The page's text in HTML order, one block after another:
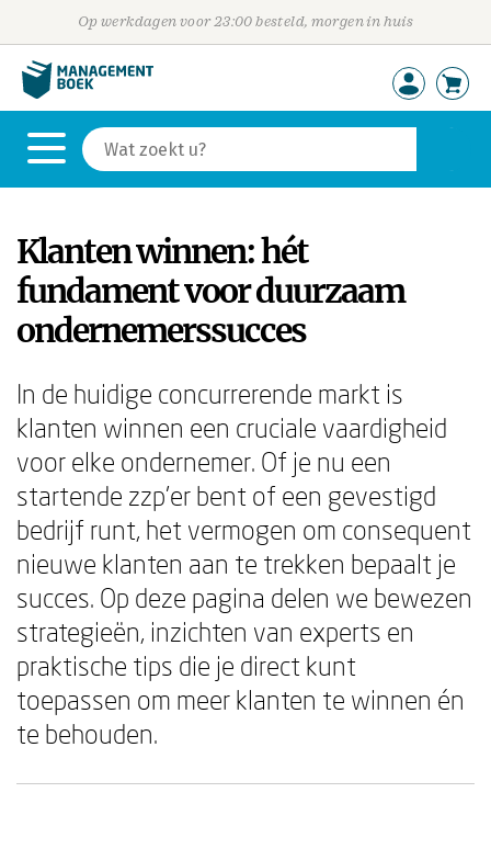
Op werkdagen voor 23:00 besteld, morgen in huis
Klanten winnen: hét
fundament voor duurzaam
ondernemerssucces
In de huidige concurrerende markt is
klanten winnen een cruciale vaardigheid
voor elke ondernemer. Of je nu een
startende zzp'er bent of een gevestigd
bedrijf runt, het vermogen om consequent
nieuwe klanten aan te trekken bepaalt je
succes. Op deze pagina delen we bewezen
strategieën, inzichten van experts en
praktische tips die je direct kunt
toepassen om meer klanten te winnen én
te behouden.